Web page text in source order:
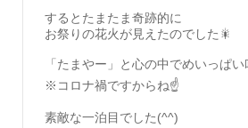
するとたまたま奇跡的に
お祭りの花火が見えたのでした🎇
「たまやー」と心の中でめいっぱい
※コロナ禍ですからね☝️
素敵な一泊目でした(^^)